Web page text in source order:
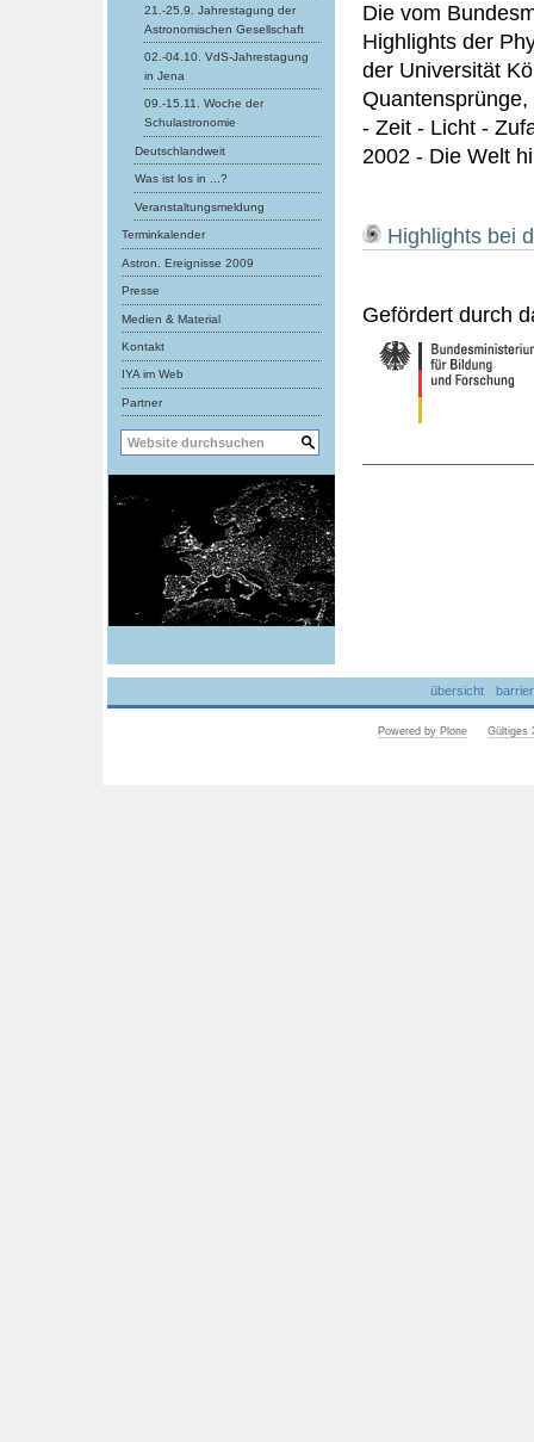
21.-25.9. Jahrestagung der
Astronomischen Gesellschaft
02.-04.10. VdS-Jahrestagung
in Jena
09.-15.11. Woche der
Schulastronomie
Deutschlandweit
Was ist los in ...?
Veranstaltungsmeldung
Terminkalender
Astron. Ereignisse 2009
Presse
Medien & Material
Kontakt
IYA im Web
Partner
Die vom
Highlights der
der Universität
- Zeit - Licht -
2002 - Die Welt
Highlights bei
Gefördert durch
übersicht
Powered by Plone Gültiges